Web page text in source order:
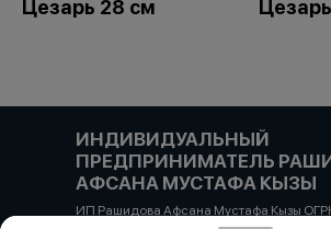
Цезарь 28 см
ИНДИВИДУАЛЬНЫЙ
ПРЕДПРИНИМАТЕЛЬ
АФСАНА МУСТАФА КЫЗЫ
ИП Рашидова Афсана Мустафа Кызы